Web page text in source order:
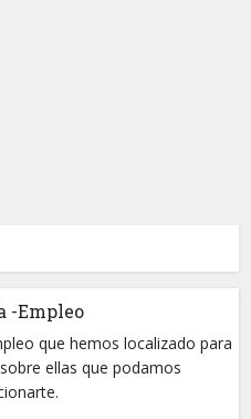
-Empleo
que hemos localizado para
ellas que podamos